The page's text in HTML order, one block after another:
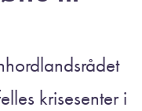
krisesenter i